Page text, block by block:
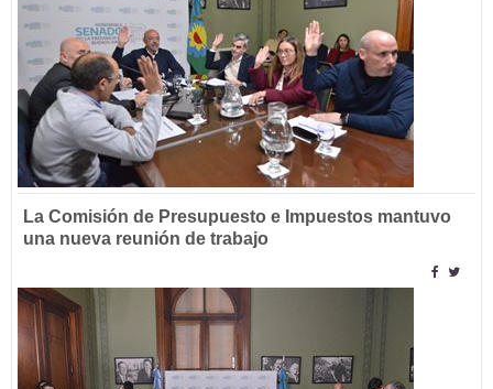
La Comisión de Presupuesto e Impuestos mantuvo
una nueva reunión de trabajo